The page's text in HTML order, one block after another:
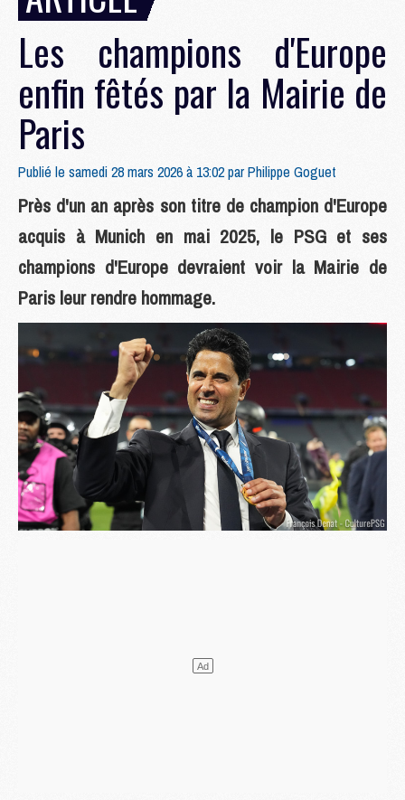
Les champions d'Europe
enfin fêtés par la Mairie de
Paris
Publié le samedi 28 mars 2026 à 13:02 parPhilippe Goguet
Près d'un an après son titre de champion d'Europe
acquis à Munich en mai 2025, le PSG et ses
champions d'Europe devraient voir la Mairie de
Paris leur rendre hommage.